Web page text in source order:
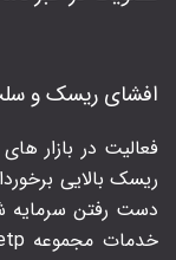
افشای ریسک و
فعالیت در بازار
ریسک بالایی
دست رفتن سرمایه